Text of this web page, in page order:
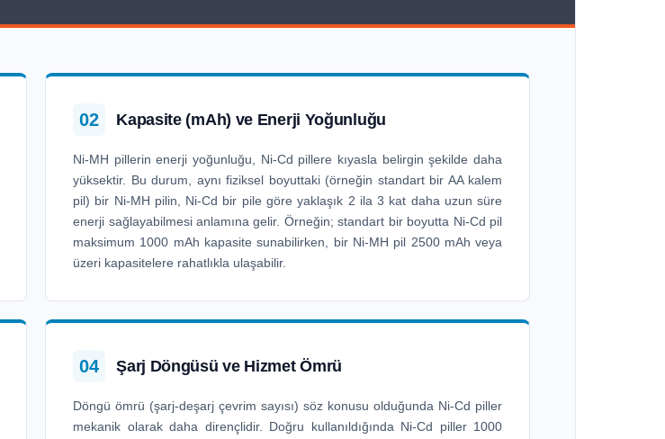
02 Kapasite (mAh) ve Enerji Yoğunluğu
Ni-MH pillerin enerji yoğunluğu, Ni-Cd pillere kıyasla belirgin şekilde daha
yüksektir. Bu durum, aynı fiziksel boyuttaki (örneğin standart bir AA kalem
pil) bir Ni-MH pilin, Ni-Cd bir pile göre yaklaşık 2 ila 3 kat daha uzun süre
enerji sağlayabilmesi anlamına gelir. Örneğin; standart bir boyutta Ni-Cd pil
maksimum 1000 mAh kapasite sunabilirken, bir Ni-MH pil 2500 mAh veya
üzeri kapasitelere rahatlıkla ulaşabilir.
04 Şarj Döngüsü ve Hizmet Ömrü
Döngü ömrü (şarj-deşarj çevrim sayısı) söz konusu olduğunda Ni-Cd piller
mekanik olarak daha dirençlidir. Doğru kullanıldığında Ni-Cd piller 1000